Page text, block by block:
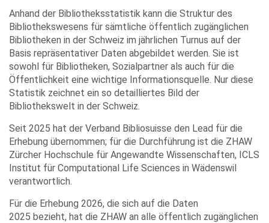
Anhand der Bibliotheksstatistik kann die Struktur des
Bibliothekswesens für sämtliche öffentlich zugänglichen
Bibliotheken in der Schweiz im jährlichen Turnus auf der
Basis repräsentativer Daten abgebildet werden. Sie ist
sowohl für Bibliotheken, Sozialpartner als auch für die
Öffentlichkeit eine wichtige Informationsquelle. Nur diese
Statistik zeichnet ein so detailliertes Bild der
Bibliothekswelt in der Schweiz.
Seit 2025 hat der Verband Bibliosuisse den Lead für die
Erhebung übernommen; für die Durchführung ist die ZHAW
Zürcher Hochschule für Angewandte Wissenschaften, ICLS
Institut für Computational Life Sciences in Wädenswil
verantwortlich.
Für die Erhebung 2026, die sich auf die Daten
2025 bezieht, hat die ZHAW an alle öffentlich zugänglichen